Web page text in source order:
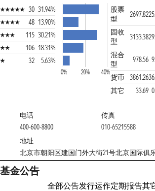
30 31.94%
48 13.90%
115 30.21%
106 18.31%
32
5.63%
0% 20% 40%
股票
型
2697.82
固收
型
3133.38
混合
型
978.56
货币
3861.26
其它
33.69
电话
400-600-8800
传真
010-65215588
地址
北京市朝阳区建国门外大街21号北京国际俱
基金公告
全部公告发行运作定期报告其